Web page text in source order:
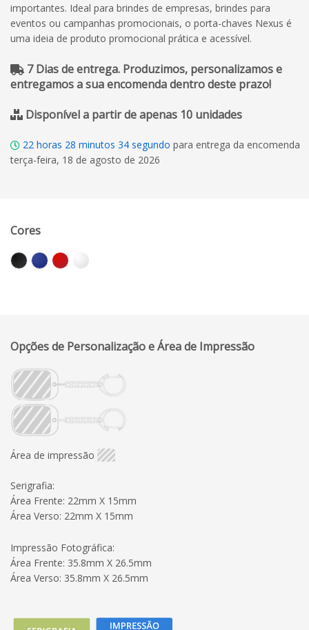
importantes. Ideal para brindes de empresas, brindes para
eventos ou campanhas promocionais, o porta-chaves Nexus é
uma ideia de produto promocional prática e acessível.
7 Dias de entrega. Produzimos, personalizamos e
entregamos a sua encomenda dentro deste prazo!
Disponível a partir de apenas 10 unidades
22 horas 28 minutos 33 segundo para entrega da encomenda
terça-feira, 18 de agosto de 2026
Cores
Opções de Personalização e Área de Impressão
Área de impressão
Serigrafia:
Área Frente: 22mm X 15mm
Área Verso: 22mm X 15mm
Impressão Fotográfica:
Área Frente: 35.8mm X 26.5mm
Área Verso: 35.8mm X 26.5mm